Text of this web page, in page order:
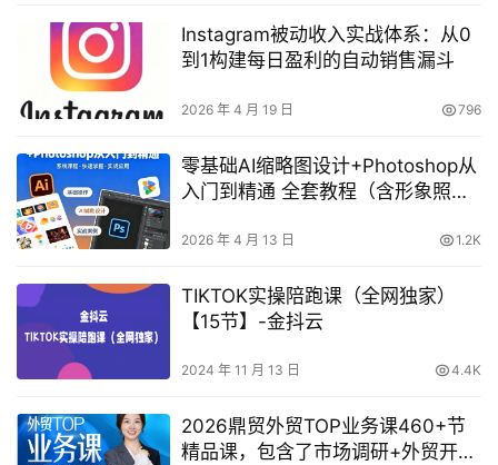
Instagram被动收入实战体系：从0
到1构建每日盈利的自动销售漏斗
2026 年 4 月 19 日 796
零基础AI缩略图设计+Photoshop从
入门到精通 全套教程（含形象照拍
2026 年 4 月 13 日 1.2K
TIKTOK实操陪跑课（全网独家）
【15节】-金抖云
2024 年 11 月 13 日 4.4K
2026鼎贸外贸TOP业务课460+节
精品课，包含了市场调研+外贸开发